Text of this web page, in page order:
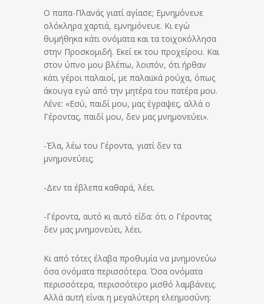
Ο παπα-Πλανάς γιατί αγίασε; Εμνημόνευε
ολόκληρα χαρτιά, εμνημόνευε. Κι εγώ
θυμήθηκα κάτι ονόματα και τα τοιχοκόλλησα
στην Προσκομιδή. Εκεί εκ του προχείρου. Και
στον ύπνο μου βλέπω, λοιπόν, ότι ήρθαν
κάτι γέροι παλαιοί, με παλαιϊκά ρούχα, όπως
άκουγα εγώ από την μητέρα του πατέρα μου.
Λένε: «Εσύ, παιδί μου, μας έγραψες, αλλά ο
Γέροντας, παιδί μου, δεν μας μνημονεύει».
-Έλα, λέω του Γέροντα, γιατί δεν τα
μνημονεύεις;
-Δεν τα έβλεπα καθαρά, λέει.
-Γέροντα, αυτό κι αυτό είδα: ότι ο Γέροντας
δεν μας μνημονεύει, λέει.
Κι από τότες έλαβα προθυμία να μνημονεύω
όσα ονόματα περισσότερα. Όσα ονόματα
περισσότερα, περισσότερο μισθό λαμβάνεις.
Αλλά αυτή είναι η μεγαλύτερη ελεημοσύνη: